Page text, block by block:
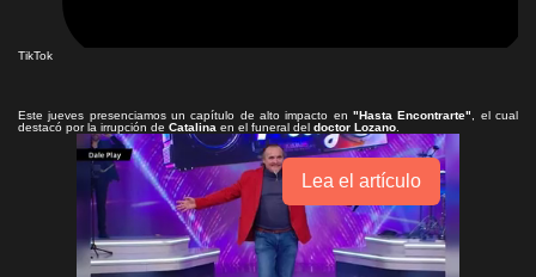
TikTok
Este jueves presenciamos un capítulo de alto impacto en "Hasta Encontrarte"
, el cual
destacó por la irrupción de Catalina en el funeral del doctor Lozano
Lea el artículo